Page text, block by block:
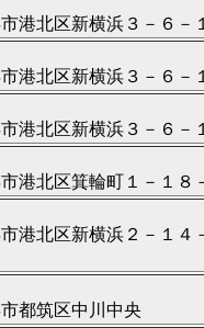
港北区新横浜３－６－
港北区新横浜３－６－
港北区新横浜３－６－
港北区箕輪町１－１８
港北区新横浜２－１４
都筑区中川中央